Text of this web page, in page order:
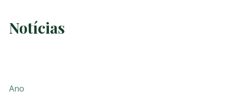
Notícias
Ano